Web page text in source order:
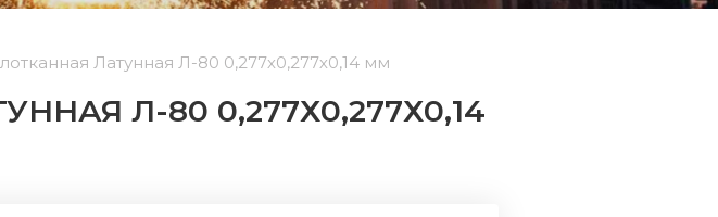
Латунная Л-80 0,277х0,277х0,14 мм
Л-80 0,277Х0,277Х0,14